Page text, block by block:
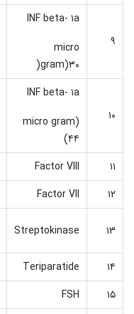
۹
INF beta- ۱a
micro
gram)۳۰(
۱۰
INF beta- ۱a
(micro gram
۴۴)
۱۱ Factor VIII
۱۲
Factor VII
۱۳ Streptokinase
۱۴
Teriparatide
۱۵
FSH